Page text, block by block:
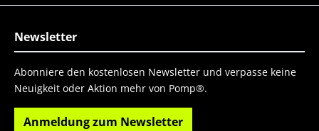
Newsletter
Abonniere den kostenlosen Newsletter und verpasse keine
Neuigkeit oder Aktion mehr von Pomp®.
Anmeldung zum Newsletter